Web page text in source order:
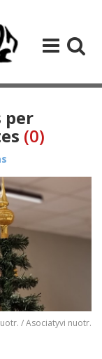
per
(0)
/ Asociatyvi nuotr.